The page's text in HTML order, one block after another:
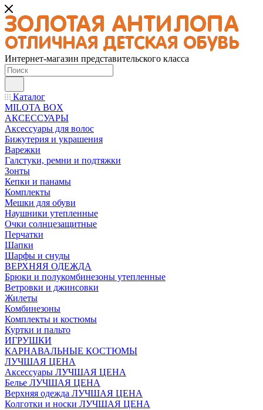
Интернет-магазин представительского класса
Каталог
MILOTA BOX
АКСЕССУАРЫ
Аксессуары для волос
Бижутерия и украшения
Варежки
Галстуки, ремни и подтяжки
Зонты
Кепки и панамы
Комплекты
Мешки для обуви
Наушники утепленные
Очки солнцезащитные
Перчатки
Шапки
Шарфы и снуды
ВЕРХНЯЯ ОДЕЖДА
Брюки и полукомбинезоны утепленные
Ветровки и джинсовки
Жилеты
Комбинезоны
Комплекты и костюмы
Куртки и пальто
ИГРУШКИ
КАРНАВАЛЬНЫЕ КОСТЮМЫ
ЛУЧШАЯ ЦЕНА
Аксессуары ЛУЧШАЯ ЦЕНА
Белье ЛУЧШАЯ ЦЕНА
Верхняя одежда ЛУЧШАЯ ЦЕНА
Колготки и носки ЛУЧШАЯ ЦЕНА